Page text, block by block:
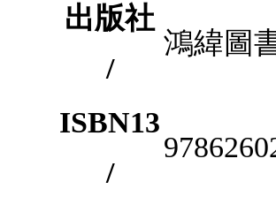
出版社
/
鴻緯圖
ISBN13
/